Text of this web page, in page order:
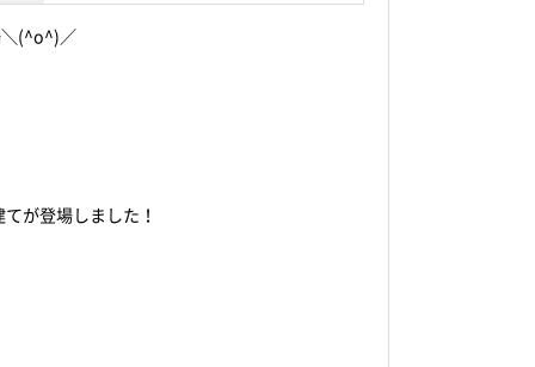
＼(^o^)／
が登場しました！